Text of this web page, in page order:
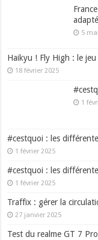
5
Haikyu ! Fly High : le
18 février 2025
1
#cestquoi : les
1 février 2025
#cestquoi : les
1 février 2025
Traffix : gérer la
27 janvier 2025
Test du realme GT 7